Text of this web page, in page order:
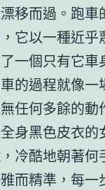
移而過。跑車
它以一種近乎
一個只有它車
的過程就像一
任何多餘的動
身黑色皮衣的
冷酷地朝著何
而精準，每一